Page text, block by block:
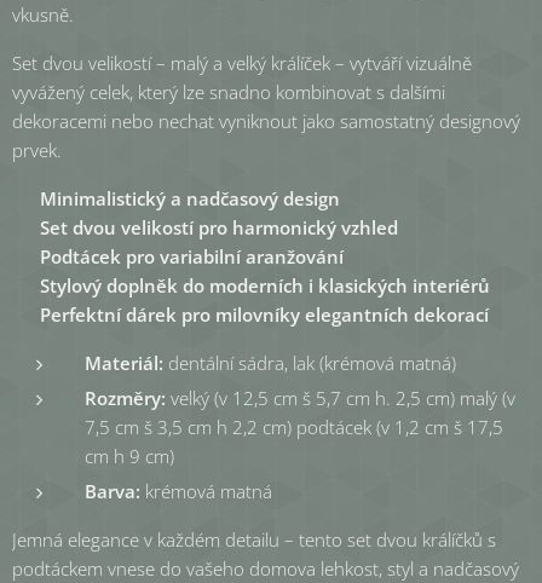
vkusně.
Set dvou velikostí – malý a velký králíček – vytváří vizuálně
vyvážený celek, který lze snadno kombinovat s dalšími
dekoracemi nebo nechat vyniknout jako samostatný designový
prvek.
Minimalistický a nadčasový design
Set dvou velikostí pro harmonický vzhled
Podtácek pro variabilní aranžování
Stylový doplněk do moderních i klasických interiérů
Perfektní dárek pro milovníky elegantních dekorací
Materiál: dentální sádra, lak (krémová matná)
Rozměry: velký (v 12,5 cm š 5,7 cm h. 2,5 cm) malý (v
7,5 cm š 3,5 cm h 2,2 cm) podtácek (v 1,2 cm š 17,5
cm h 9 cm)
Barva: krémová matná
Jemná elegance v každém detailu – tento set dvou králíčků s
podtáckem vnese do vašeho domova lehkost, styl a nadčasový